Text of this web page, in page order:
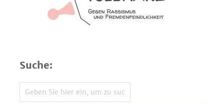
Suche: